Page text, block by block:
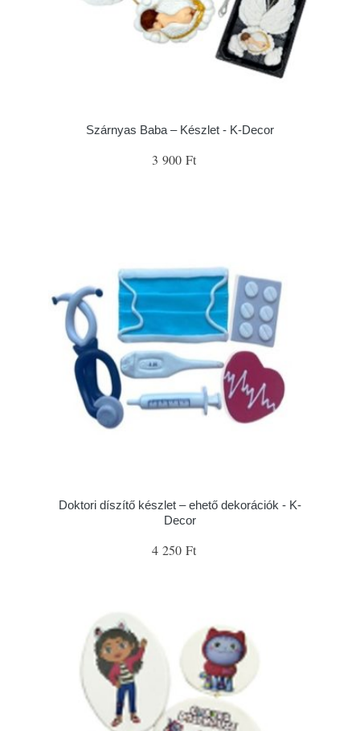
Szárnyas Baba – Készlet - K-Decor
3 900 Ft
Doktori díszítő készlet – ehető dekorációk - K-
Decor
4 250 Ft